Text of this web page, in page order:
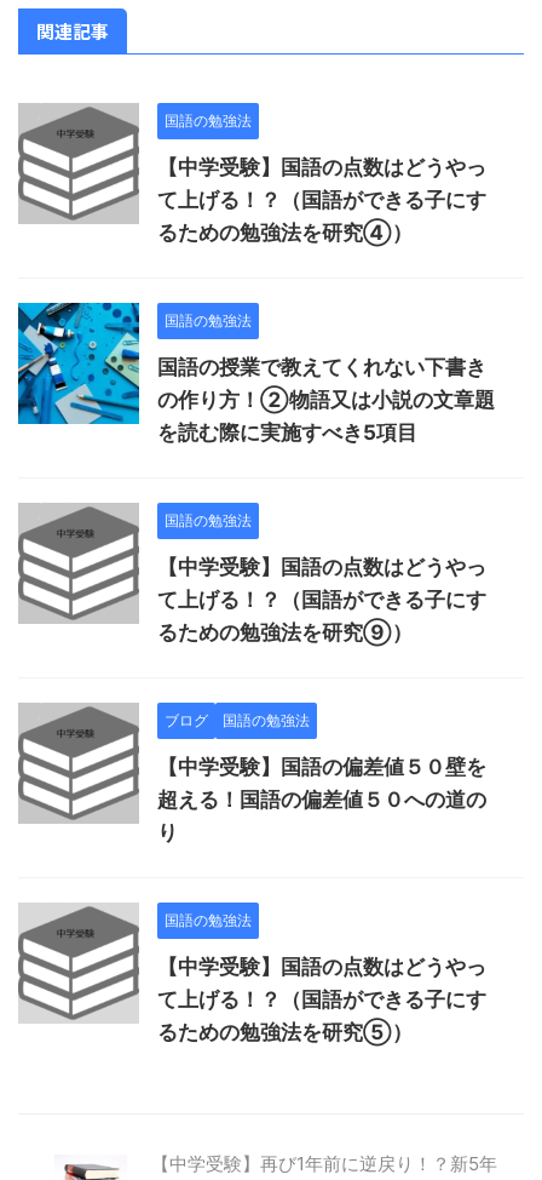
関連記事
国語の勉強法
【中学受験】国語の点数はどうやっ
て上げる！？（国語ができる子にす
るための勉強法を研究④）
国語の勉強法
国語の授業で教えてくれない下書き
の作り方！②物語又は小説の文章題
を読む際に実施すべき5項目
国語の勉強法
【中学受験】国語の点数はどうやっ
て上げる！？（国語ができる子にす
るための勉強法を研究⑨）
ブログ 国語の勉強法
【中学受験】国語の偏差値５０壁を
超える！国語の偏差値５０への道の
り
国語の勉強法
【中学受験】国語の点数はどうやっ
て上げる！？（国語ができる子にす
るための勉強法を研究⑤）
【中学受験】再び1年前に逆戻り！？新5年